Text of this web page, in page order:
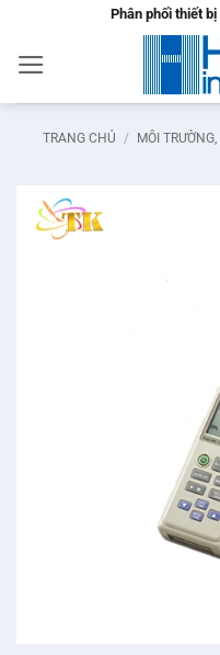
nội
dung
Phân phối thiết
TRANG CHỦ / MÔI